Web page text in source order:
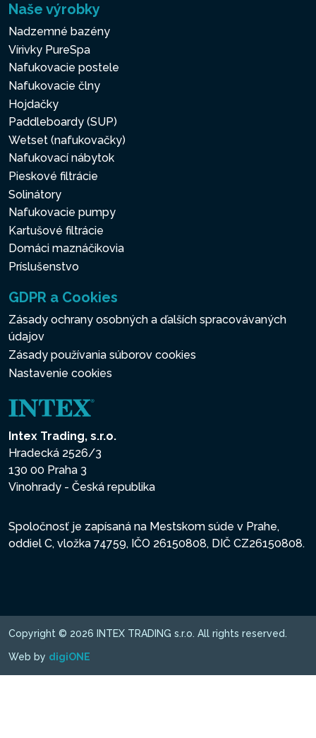
Naše výrobky
Nadzemné bazény
Vírivky PureSpa
Nafukovacie postele
Nafukovacie člny
Hojdačky
Paddleboardy (SUP)
Wetset (nafukovačky)
Nafukovací nábytok
Pieskové filtrácie
Solinátory
Nafukovacie pumpy
Kartušové filtrácie
Domáci maznáčikovia
Príslušenstvo
GDPR a Cookies
Zásady ochrany osobných a ďalších spracovávaných
údajov
Zásady používania súborov cookies
Nastavenie cookies
Intex Trading, s.r.o.
Hradecká 2526/3
130 00 Praha 3
Vinohrady - Česká republika
Spoločnosť je zapísaná na Mestskom súde v Prahe,
oddiel C, vložka 74759, IČO 26150808, DIČ CZ26150808.
Copyright © 2026 INTEX TRADING s.r.o. All rights reserved.
Web by digiONE